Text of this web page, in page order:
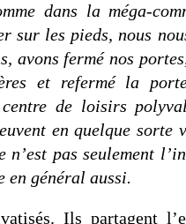
dans la méga-
sur les pieds, nous
avons fermé nos
et refermé la
de loisirs
en quelque sorte
n’est pas seulement
en général aussi.
Ils partagent